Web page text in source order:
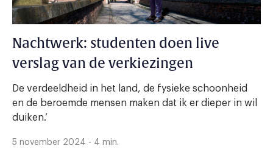
Nachtwerk: studenten doen live
verslag van de verkiezingen
De verdeeldheid in het land, de fysieke schoonheid
en de beroemde mensen maken dat ik er dieper in wil
duiken.’
5 november 2024 - 4 min.